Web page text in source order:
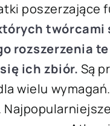
poszerzające
rozszerzenia
ich zbiór. Są
wielu